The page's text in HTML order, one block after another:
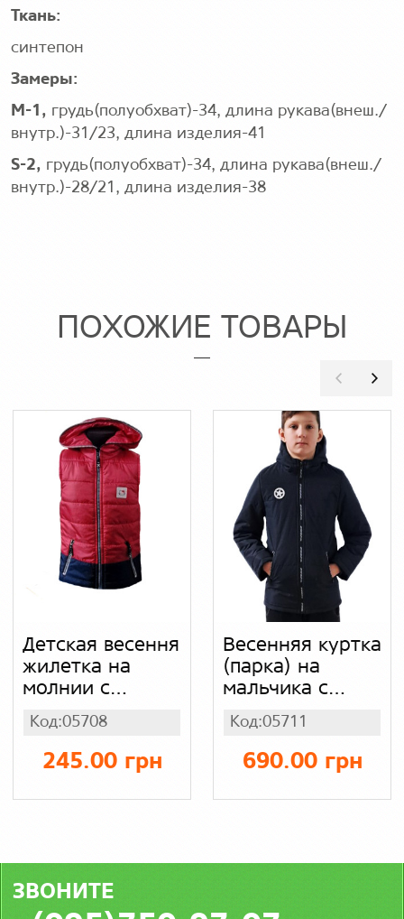
Ткань:
синтепон
Замеры:
M-1, грудь(полуобхват)-34, длина рукава(внеш./
внутр.)-31/23, длина изделия-41
S-2, грудь(полуобхват)-34, длина рукава(внеш./
внутр.)-28/21, длина изделия-38
ПОХОЖИЕ ТОВАРЫ
Детская весення
жилетка на
молнии с
капюшоном для
девочки,
синтепон
Код:05708
245.00 грн
Весенняя куртка
(парка) на
мальчика с
капюшоном,
синтепон на
флисе
Код:05711
690.00 грн
ЗВОНИТЕ